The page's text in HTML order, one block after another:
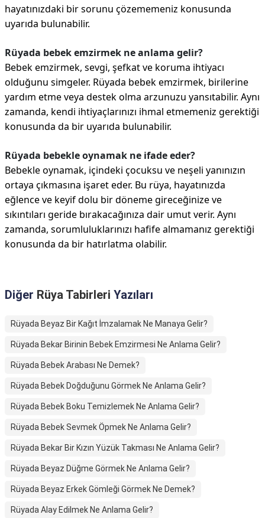
hayatınızdaki bir sorunu çözememeniz konusunda
uyarıda bulunabilir.
Rüyada bebek emzirmek ne anlama gelir?
Bebek emzirmek, sevgi, şefkat ve koruma ihtiyacı
olduğunu simgeler. Rüyada bebek emzirmek, birilerine
yardım etme veya destek olma arzunuzu yansıtabilir. Aynı
zamanda, kendi ihtiyaçlarınızı ihmal etmemeniz gerektiği
konusunda da bir uyarıda bulunabilir.
Rüyada bebekle oynamak ne ifade eder?
Bebekle oynamak, içindeki çocuksu ve neşeli yanınızın
ortaya çıkmasına işaret eder. Bu rüya, hayatınızda
eğlence ve keyif dolu bir döneme gireceğinize ve
sıkıntıları geride bırakacağınıza dair umut verir. Aynı
zamanda, sorumluluklarınızı hafife almamanız gerektiği
konusunda da bir hatırlatma olabilir.
Diğer Rüya Tabirleri Yazıları
Rüyada Beyaz Bir Kağıt İmzalamak Ne Manaya Gelir?
Rüyada Bekar Birinin Bebek Emzirmesi Ne Anlama Gelir?
Rüyada Bebek Arabası Ne Demek?
Rüyada Bebek Doğduğunu Görmek Ne Anlama Gelir?
Rüyada Bebek Boku Temizlemek Ne Anlama Gelir?
Rüyada Bebek Sevmek Öpmek Ne Anlama Gelir?
Rüyada Bekar Bir Kızın Yüzük Takması Ne Anlama Gelir?
Rüyada Beyaz Düğme Görmek Ne Anlama Gelir?
Rüyada Beyaz Erkek Gömleği Görmek Ne Demek?
Rüyada Alay Edilmek Ne Anlama Gelir?